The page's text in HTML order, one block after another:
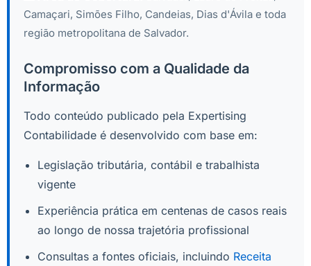
Camaçari, Simões Filho, Candeias, Dias d'Ávila e toda
região metropolitana de Salvador.
Compromisso com a Qualidade da
Informação
Todo conteúdo publicado pela Expertising
Contabilidade é desenvolvido com base em:
Legislação tributária, contábil e trabalhista
vigente
Experiência prática em centenas de casos reais
ao longo de nossa trajetória profissional
Consultas a fontes oficiais, incluindo Receita